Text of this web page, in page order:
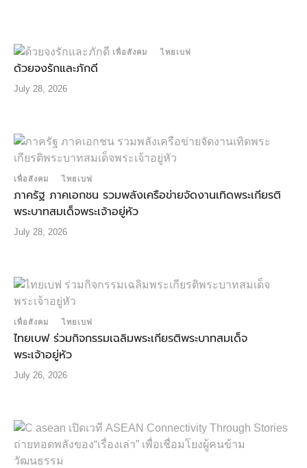
เพื่อสังคม ไทยเบฟ
ด้วยจงรักและภักดี
July 28, 2026
เพื่อสังคม ไทยเบฟ
ภาครัฐ ภาคเอกชน รวมพลังเครือข่ายจัดงานเทิดพระเกียรติ
พระบาทสมเด็จพระเจ้าอยู่หัว
July 28, 2026
เพื่อสังคม ไทยเบฟ
ไทยเบฟ ร่วมกิจกรรมเฉลิมพระเกียรติพระบาทสมเด็จ
พระเจ้าอยู่หัว
July 26, 2026